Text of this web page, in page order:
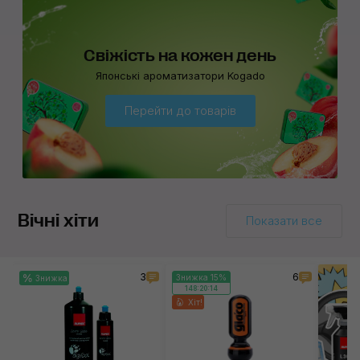
Свіжість на кожен день
Японські ароматизатори Kogado
Перейти до товарів
Вічні хіти Показати все
Знижка 3 Знижка 15%
148:20:14
Хіт!
6